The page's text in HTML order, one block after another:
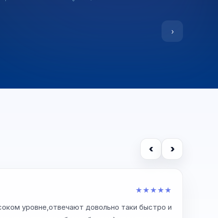
›
‹ ›
★★★★★
уровне,отвечают довольно таки быстро и